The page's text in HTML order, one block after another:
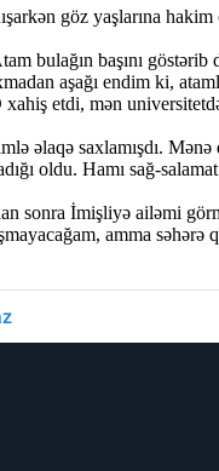
göz yaşlarına
bulağın başını
aşağı endim ki,
etdi, mən
əlaqə saxlamışdı.
oldu. Hamı sağ-salamat
sonra İmişliyə ailəmi
amma